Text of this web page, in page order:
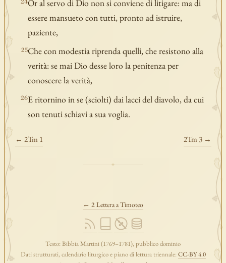
24Or al servo di Dio non si conviene di litigare: ma di
essere mansueto con tutti, pronto ad istruire,
paziente,
25Che con modestia riprenda quelli, che resistono alla
verità: se mai Dio desse loro la penitenza per
conoscere la verità,
26E ritornino in se (sciolti) dai lacci del diavolo, da cui
son tenuti schiavi a sua voglia.
← 2Tm 1 2Tm 3 →
← 2 Lettera a Timoteo
Testo: Bibbia Martini (1769–1781), pubblico dominio
Dati strutturati, calendario liturgico e piano di lettura triennale: CC-BY 4.0